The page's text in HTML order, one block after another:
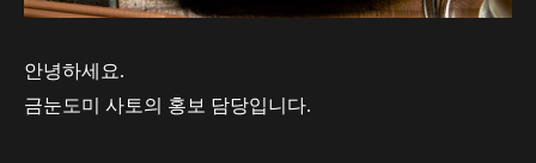
안녕하세요.
금눈도미 사토의 홍보 담당입니다.